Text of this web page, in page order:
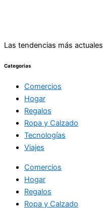
Las tendencias más actuales
Categorias
Comercios
Hogar
Regalos
Ropa y Calzado
Tecnologías
Viajes
Comercios
Hogar
Regalos
Ropa y Calzado